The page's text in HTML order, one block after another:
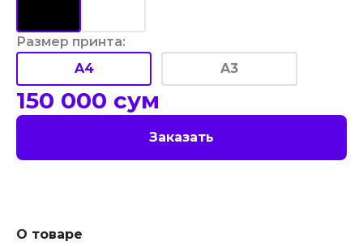
Размер принта:
A4
A3
150 000 сум
Заказать
О товаре